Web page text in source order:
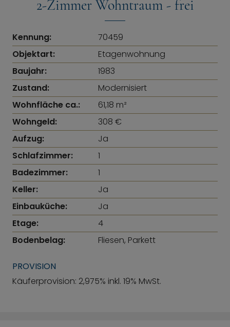
2-Zimmer Wohntraum - frei
Kennung:
70459
Objektart:
Etagenwohnung
Baujahr:
1983
Zustand:
Modernisiert
Wohnfläche ca.:
61,18 m²
Wohngeld:
308 €
Aufzug:
Ja
Schlafzimmer:
1
Badezimmer:
1
Keller:
Ja
Einbauküche:
Ja
Etage:
4
Bodenbelag:
Fliesen, Parkett
PROVISION
Käuferprovision: 2,975% inkl. 19% MwSt.